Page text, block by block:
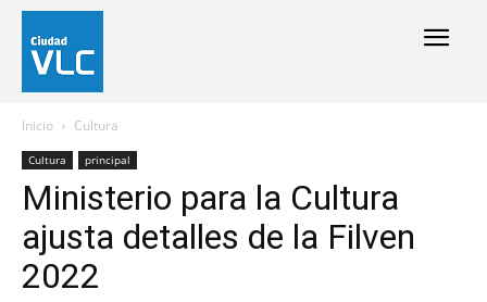
Inicio Cultura
Cultura principal
Ministerio para la Cultura
ajusta detalles de la Filven
2022